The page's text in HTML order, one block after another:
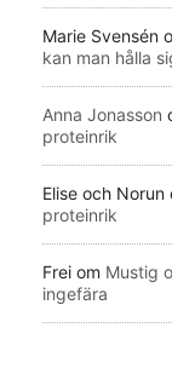
Marie Svensén
kan man hålla
Anna Jonasson
proteinrik
Elise och Norun
proteinrik
Frei om Mustig
ingefära